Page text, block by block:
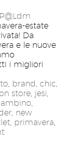
estate
Da
e le nuove
i migliori
, brand,chic,
store, jesi,
,
, new
, primavera,